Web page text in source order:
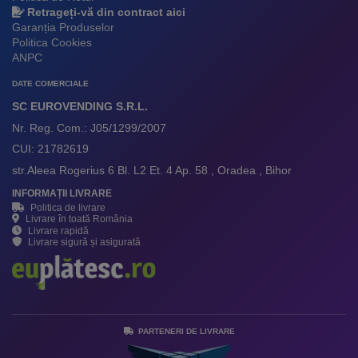
Retrageți-vă din contract aici
Garanția Produselor
Politica Cookies
ANPC
DATE COMERCIALE
SC EUROVENDING S.R.L.
Nr. Reg. Com.: J05/1299/2007
CUI: 21782619
str.Aleea Rogerius 6 Bl. L2 Et. 4 Ap. 58 , Oradea , Bihor
INFORMAȚII LIVRARE
Politica de livrare
Livrare în toată România
Livrare rapidă
Livrare sigură și asigurată
PARTENERI DE LIVRARE